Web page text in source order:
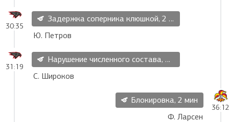
30:35
Задержка соперника клюшкой, 2 мин
Ю. Петров
31:19
Нарушение численного состава, 2 мин
С. Широков
36:12
Блокировка, 2 мин
Ф. Ларсен